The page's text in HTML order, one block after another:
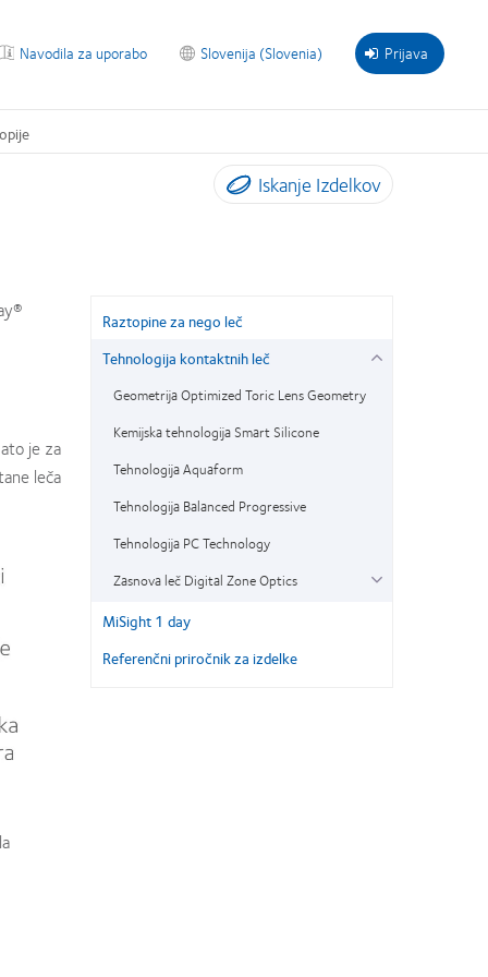
Prijava
Slovenija (Slovenia)
Navodila za uporabo
Iskanje Izdelkov
je za
leča
Raztopine za nego leč
Tehnologija kontaktnih leč
Geometrija Optimized Toric Lens Geometry
Kemijska tehnologija Smart Silicone
Tehnologija Aquaform
Tehnologija Balanced Progressive
Tehnologija PC Technology
Zasnova leč Digital Zone Optics
MiSight 1 day
Referenčni priročnik za izdelke